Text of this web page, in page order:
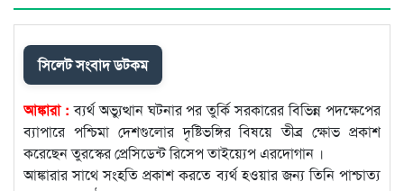
সিলেট সংবাদ ডটকম
আঙ্কারা : ব্যর্থ অভ্যুত্থান ঘটনার পর তুর্কি সরকারের বিভিন্ন পদক্ষেপের
ব্যাপারে পশ্চিমা দেশগুলোর দৃষ্টিভঙ্গির বিষয়ে তীব্র ক্ষোভ প্রকাশ
করেছেন তুরস্কের প্রেসিডেন্ট রিসেপ তাইয়্যেপ এরদোগান ।
আঙ্কারার সাথে সংহতি প্রকাশ করতে ব্যর্থ হওয়ার জন্য তিনি পাশ্চাত্য